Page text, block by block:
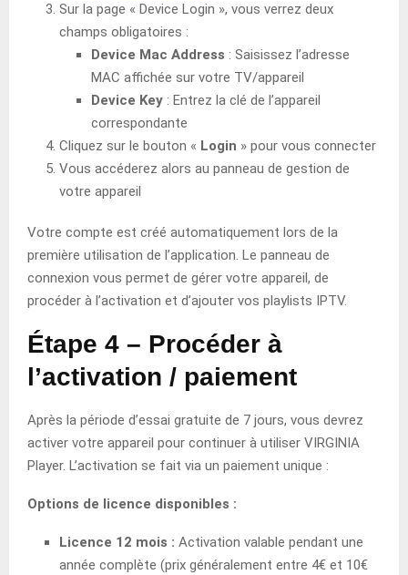
Sur la page « Device Login », vous verrez deux
champs obligatoires :
Device Mac Address : Saisissez l’adresse
MAC affichée sur votre TV/appareil
Device Key : Entrez la clé de l’appareil
correspondante
Cliquez sur le bouton « Login » pour vous connecter
Vous accéderez alors au panneau de gestion de
votre appareil
Votre compte est créé automatiquement lors de la
première utilisation de l’application. Le panneau de
connexion vous permet de gérer votre appareil, de
procéder à l’activation et d’ajouter vos playlists IPTV.
Étape 4 – Procéder à
l’activation / paiement
Après la période d’essai gratuite de 7 jours, vous devrez
activer votre appareil pour continuer à utiliser VIRGINIA
Player. L’activation se fait via un paiement unique :
Options de licence disponibles :
Licence 12 mois : Activation valable pendant une
année complète (prix généralement entre 4€ et 10€